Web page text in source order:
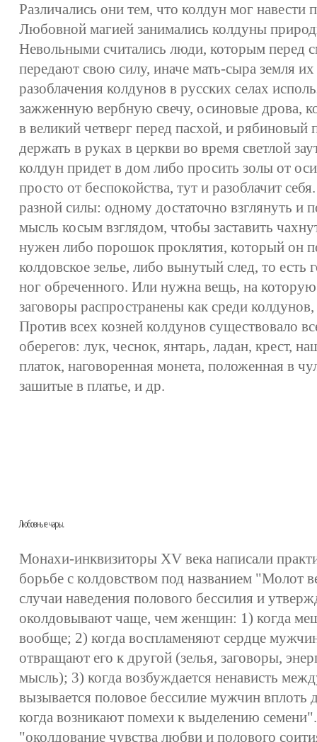
Различались они тем, что колдун мог навести
Любовной магией занимались колдуны
Невольными считались люди, которым перед
передают свою силу, иначе мать-сыра земля
разоблачения колдунов в русских селах
зажженную вербную свечу, осиновые дрова,
в великий четверг перед пасхой, и рябиновый
держать в руках в церкви во время светлой
колдун придет в дом либо просить золы от
просто от беспокойства, тут и разоблачит
разной силы: одному достаточно взглянуть и
мысль косым взглядом, чтобы заставить
нужен либо порошок проклятия, который он
колдовское зелье, либо вынутый след, то есть
ног обреченного. Или нужна вещь, на
заговоры распространены как среди
Против всех козней колдунов существовало
оберегов: лук, чеснок, янтарь, ладан, крест,
платок, наговоренная монета, положенная в
зашитые в платье, и др.
Монахи-инквизиторы XV века написали
борьбе с колдовством под названием "Молот
случаи наведения полового бессилия и
околдовывают чаще, чем женщин: 1) когда
вообще; 2) когда воспламеняют сердце
отвращают его к другой (зелья, заговоры,
мысль); 3) когда возбуждается ненависть
вызывается половое бессилие мужчин вплоть
когда возникают помехи к выделению
"околдование чувства любви и полового